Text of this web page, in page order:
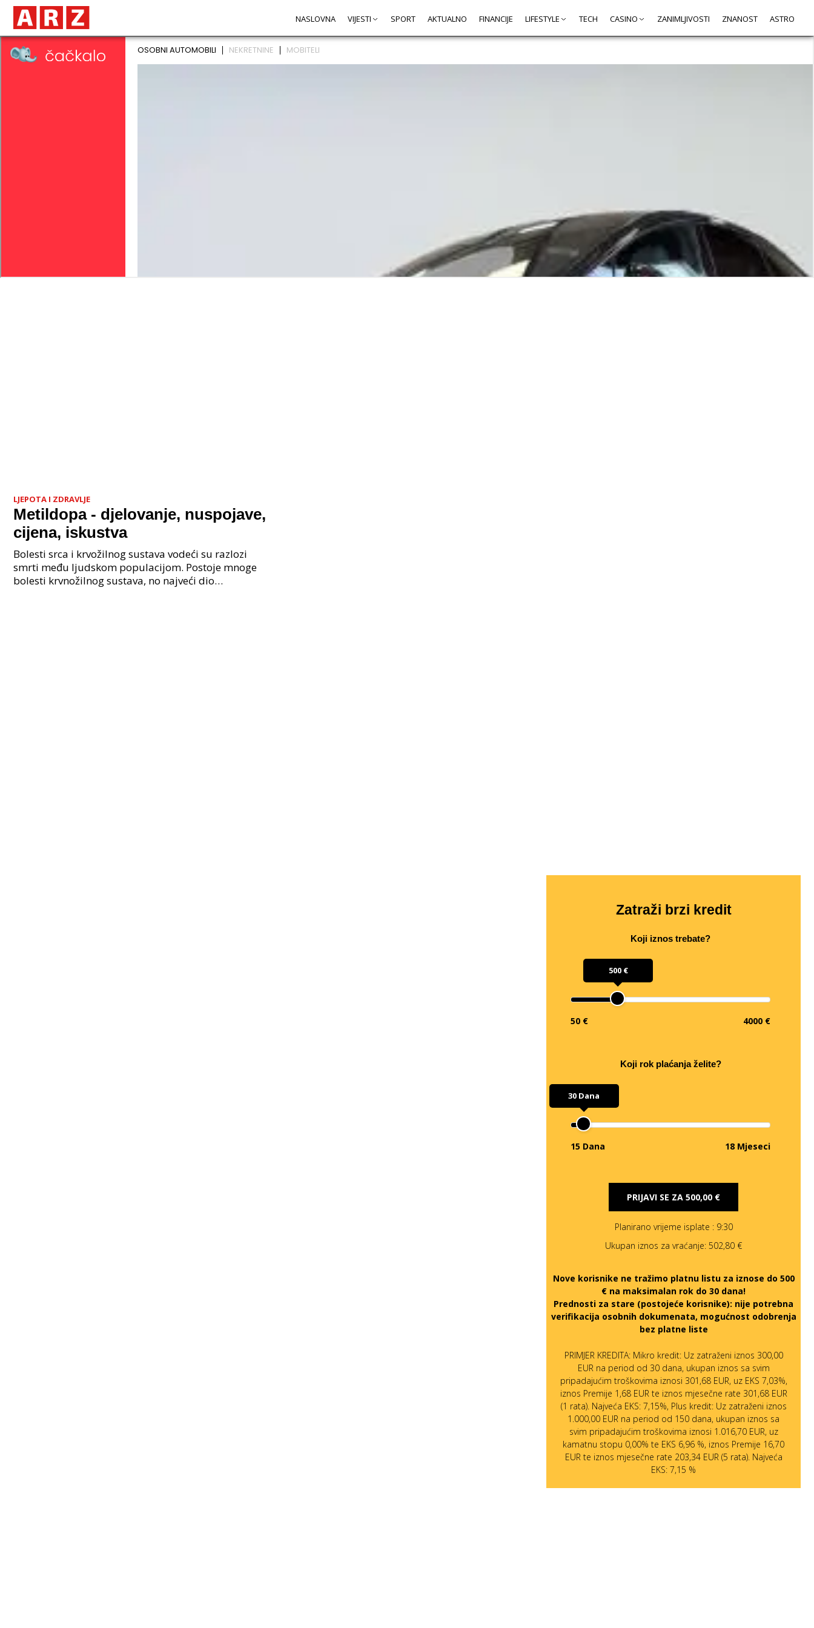
NASLOVNA VIJESTI SPORT AKTUALNO FINANCIJE LIFESTYLE TECH CASINO ZANIMLJIVOSTI ZNANOST ASTRO
LJEPOTA I ZDRAVLJE
Metildopa - djelovanje, nuspojave,
cijena, iskustva
Bolesti srca i krvožilnog sustava vodeći su razlozi
smrti među ljudskom populacijom. Postoje mnoge
bolesti krvnožilnog sustava, no najveći dio
Zatraži brzi kredit
Koji iznos trebate?
500 €
50 € 4000 €
Koji rok plaćanja želite?
30 Dana
15 Dana 18 Mjeseci
PRIJAVI SE ZA 500,00 €
Planirano vrijeme isplate : 9:30
Ukupan iznos za vraćanje: 502,80 €
Nove korisnike ne tražimo platnu listu za iznose do 500
€ na maksimalan rok do 30 dana!
Prednosti za stare (postojeće korisnike): nije potrebna
verifikacija osobnih dokumenata, mogućnost odobrenja
bez platne liste
PRIMJER KREDITA: Mikro kredit: Uz zatraženi iznos 300,00
EUR na period od 30 dana, ukupan iznos sa svim
pripadajućim troškovima iznosi 301,68 EUR, uz EKS 7,03%,
iznos Premije 1,68 EUR te iznos mjesečne rate 301,68 EUR
(1 rata). Najveća EKS: 7,15%, Plus kredit: Uz zatraženi iznos
1.000,00 EUR na period od 150 dana, ukupan iznos sa
svim pripadajućim troškovima iznosi 1.016,70 EUR, uz
kamatnu stopu 0,00% te EKS 6,96 %, iznos Premije 16,70
EUR te iznos mjesečne rate 203,34 EUR (5 rata). Najveća
EKS: 7,15 %